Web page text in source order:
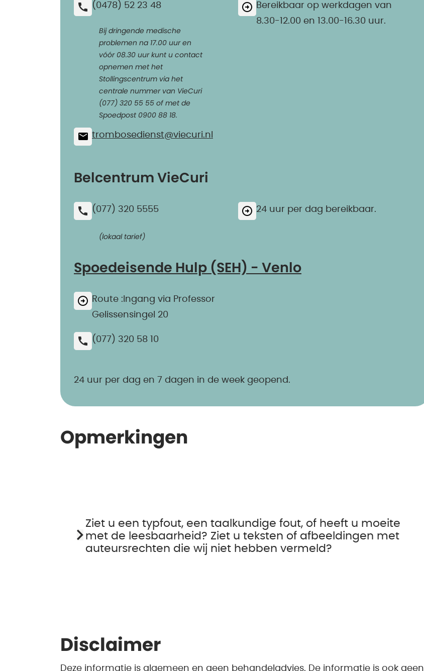
(0478) 52 23 48
Bij dringende medische
problemen na 17.00 uur en
vóór 08.30 uur kunt u contact
opnemen met het
Stollingscentrum via het
centrale nummer van VieCuri
(077) 320 55 55 of met de
Spoedpost 0900 88 18.
Bereikbaar op werkdagen van
8.30-12.00 en 13.00-16.30 uur.
trombosedienst@​viecuri.nl
Belcentrum VieCuri
(077) 320 5555
(lokaal tarief)
24 uur per dag bereikbaar.
Spoedeisende Hulp (SEH) - Venlo
Route :Ingang via Professor
Gelissensingel 20
(077) 320 58 10
24 uur per dag en 7 dagen in de week geopend.
Opmerkingen
Ziet u een typfout, een taalkundige fout, of heeft u moeite
met de leesbaarheid? Ziet u teksten of afbeeldingen met
auteursrechten die wij niet hebben vermeld?
Disclaimer
Deze informatie is algemeen en geen behandeladvies. De informatie is ook geen